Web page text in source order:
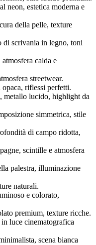
neon, estetica moderna e
della pelle, texture
scrivania in legno, toni
calda e
streetwear.
riflessi perfetti.
metallo lucido, highlight da
simmetrica, stile
di campo ridotta,
scintille e atmosfera
palestra, illuminazione
naturali.
e colorato,
premium, texture ricche.
luce cinematografica
scena bianca